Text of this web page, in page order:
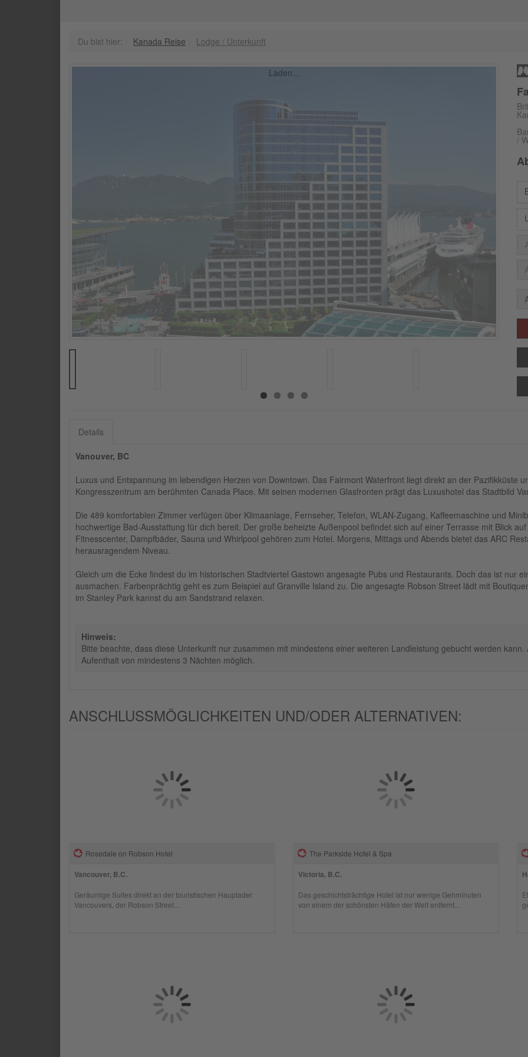
Du bist hier: Kanada Reise Lodge / Unterkunft
Laden...
/
Details
Vanouver, BC
Luxus und Entspannung im lebendigen Herzen von Downtown. Das Fairmont Waterfront liegt direkt an der Pazifikküste
Kongresszentrum am berühmten Canada Place. Mit seinen modernen Glasfronten prägt das Luxushotel das Stadtbild
Die 489 komfortablen Zimmer verfügen über Klimaanlage, Fernseher, Telefon, WLAN-Zugang, Kaffeemaschine und
hochwertige Bad-Ausstattung für dich bereit. Der große beheizte Außenpool befindet sich auf einer Terrasse mit Blick
Fitnesscenter, Dampfbäder, Sauna und Whirlpool gehören zum Hotel. Morgens, Mittags und Abends bietet das ARC
herausragendem Niveau.
Gleich um die Ecke findest du im historischen Stadtviertel Gastown angesagte Pubs und Restaurants. Doch das ist nur
ausmachen. Farbenprächtig geht es zum Beispiel auf Granville Island zu. Die angesagte Robson Street lädt mit
im Stanley Park kannst du am Sandstrand relaxen.
Hinweis:
Bitte beachte, dass diese Unterkunft nur zusammen mit mindestens einer weiteren Landleistung gebucht werden
Aufenthalt von mindestens 3 Nächten möglich.
ANSCHLUSSMÖGLICHKEITEN UND/ODER ALTERNATIVEN:
Rosedale on Robson Hotel
Vancouver, B.C.
Geräumige Suites direkt an der touristischen Hauptader
Vancouvers, der Robson Street...
The Parkside Hotel & Spa
Victoria, B.C.
Das geschichtsträchtige Hotel ist nur wenige Gehminuten
von einem der schönsten Häfen der Welt entfernt...